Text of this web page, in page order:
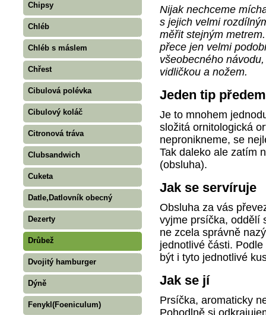
Chipsy
Chléb
Chléb s máslem
Chřest
Cibulová polévka
Cibulový koláč
Citronová tráva
Clubsandwich
Cuketa
Datle,Datlovník obecný
Dezerty
Drůbež
Dvojitý hamburger
Dýně
Fenykl(Foeniculum)
Nijak nechceme
s jejich velmi
měřit stejným
přece jen velmi
všeobecného
vidličkou a nožem.
Jeden tip předem
Je to mnohem
složitá ornitologická
nepronikneme, se
Tak daleko ale zatím
(obsluha).
Jak se servíruje
Obsluha za vás
vyjme prsíčka, oddělí
ne zcela správně
jednotlivé části.
být i tyto jednotlivé
Jak se jí
Prsíčka, aromaticky
Pohodlně si